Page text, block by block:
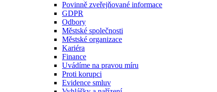
Povinně zveřejňované informace
GDPR
Odbory
Městské společnosti
Městské organizace
Kariéra
Finance
Uvádíme na pravou míru
Proti korupci
Evidence smluv